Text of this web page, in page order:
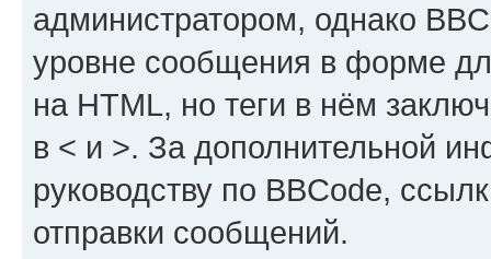
администратором, однако
уровне сообщения в форме
на HTML, но теги в нём
в < и >. За дополнительной
руководству по BBCode,
отправки сообщений.